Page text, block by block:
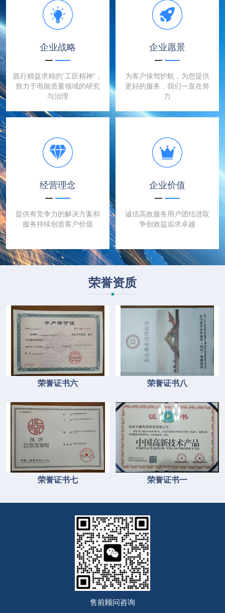
企业战略
践行精益求精的“工匠精神”，
致力于电能质量领域的研究
与治理
企业愿景
为客户保驾护航，为您提供
更好的服务，我们一直在努
力
经营理念
提供有竞争力的解决方案和
服务持续创造客户价值
企业价值
诚信高效服务用户团结进取
争创效益追求卓越
荣誉资质
荣誉证书六
荣誉证书七
荣誉证书八
荣誉证书一
售前顾问咨询